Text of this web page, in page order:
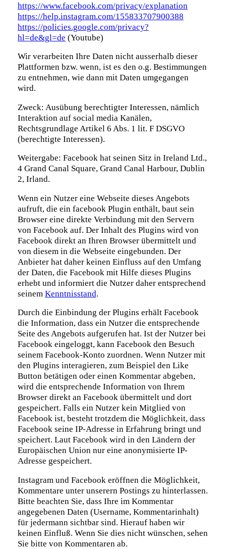
https://www.facebook.com/privacy/explanation
https://help.instagram.com/155833707900388
https://policies.google.com/privacy?
hl=de&gl=de (Youtube)
Wir verarbeiten Ihre Daten nicht ausserhalb dieser
Plattformen bzw. wenn, ist es den o.g. Bestimmungen
zu entnehmen, wie dann mit Daten umgegangen
wird.
Zweck: Ausübung berechtigter Interessen, nämlich
Interaktion auf social media Kanälen,
Rechtsgrundlage Artikel 6 Abs. 1 lit. F DSGVO
(berechtigte Interessen).
Weitergabe: Facebook hat seinen Sitz in Ireland Ltd.,
4 Grand Canal Square, Grand Canal Harbour, Dublin
2, Irland.
Wenn ein Nutzer eine Webseite dieses Angebots
aufruft, die ein facebook Plugin enthält, baut sein
Browser eine direkte Verbindung mit den Servern
von Facebook auf. Der Inhalt des Plugins wird von
Facebook direkt an Ihren Browser übermittelt und
von diesem in die Webseite eingebunden. Der
Anbieter hat daher keinen Einfluss auf den Umfang
der Daten, die Facebook mit Hilfe dieses Plugins
erhebt und informiert die Nutzer daher entsprechend
seinem Kenntnisstand.
Durch die Einbindung der Plugins erhält Facebook
die Information, dass ein Nutzer die entsprechende
Seite des Angebots aufgerufen hat. Ist der Nutzer bei
Facebook eingeloggt, kann Facebook den Besuch
seinem Facebook-Konto zuordnen. Wenn Nutzer mit
den Plugins interagieren, zum Beispiel den Like
Button betätigen oder einen Kommentar abgeben,
wird die entsprechende Information von Ihrem
Browser direkt an Facebook übermittelt und dort
gespeichert. Falls ein Nutzer kein Mitglied von
Facebook ist, besteht trotzdem die Möglichkeit, dass
Facebook seine IP-Adresse in Erfahrung bringt und
speichert. Laut Facebook wird in den Ländern der
Europäischen Union nur eine anonymisierte IP-
Adresse gespeichert.
Instagram und Facebook eröffnen die Möglichkeit,
Kommentare unter unserern Postings zu hinterlassen.
Bitte beachten Sie, dass Ihre im Kommentar
angegebenen Daten (Username, Kommentarinhalt)
für jedermann sichtbar sind. Hierauf haben wir
keinen Einfluß. Wenn Sie dies nicht wünschen, sehen
Sie bitte von Kommentaren ab.